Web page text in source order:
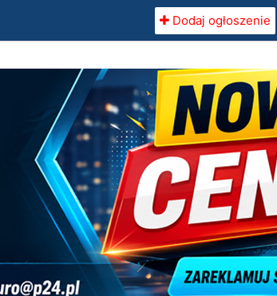
Dodaj ogłoszenie